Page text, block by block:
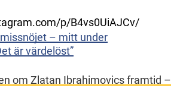
p/B4vs0UiAJCv/
– mitt under
är värdelöst”
om Zlatan Ibrahimovics framtid –